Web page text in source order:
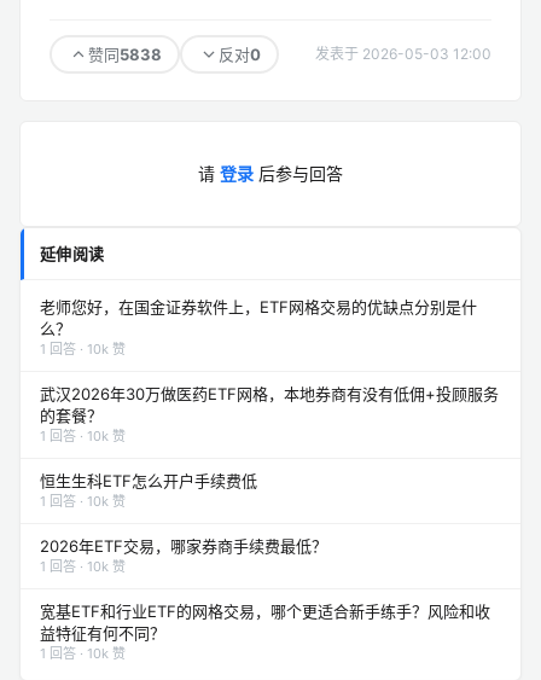
赞同5838 反对0 发表于 2026-05-03 12:00
请 登录 后参与回答
延伸阅读
老师您好，在国金证券软件上，ETF网格交易的优缺点分别是什
么？
1 回答 · 10k 赞
武汉2026年30万做医药ETF网格，本地券商有没有低佣+投顾服务
的套餐？
1 回答 · 10k 赞
恒生生科ETF怎么开户手续费低
1 回答 · 10k 赞
2026年ETF交易，哪家券商手续费最低？
1 回答 · 10k 赞
宽基ETF和行业ETF的网格交易，哪个更适合新手练手？风险和收
益特征有何不同？
1 回答 · 10k 赞